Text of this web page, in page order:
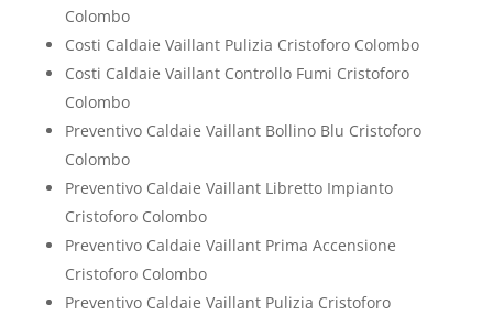
Colombo
Costi Caldaie Vaillant Pulizia Cristoforo Colombo
Costi Caldaie Vaillant Controllo Fumi Cristoforo
Colombo
Preventivo Caldaie Vaillant Bollino Blu Cristoforo
Colombo
Preventivo Caldaie Vaillant Libretto Impianto
Cristoforo Colombo
Preventivo Caldaie Vaillant Prima Accensione
Cristoforo Colombo
Preventivo Caldaie Vaillant Pulizia Cristoforo